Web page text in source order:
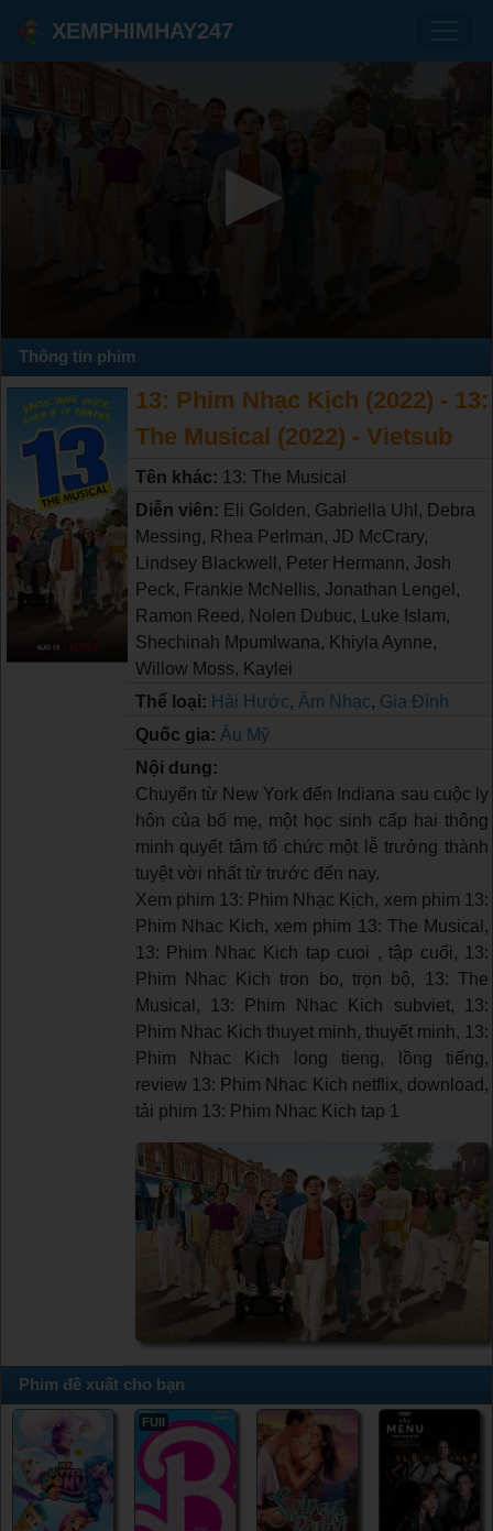
XEMPHIMHAY247
Thông tin phim
13: Phim Nhạc Kịch (2022) - 13:
The Musical (2022) - Vietsub
Tên khác: 13: The Musical
Diễn viên: Eli Golden, Gabriella Uhl, Debra
Messing, Rhea Perlman, JD McCrary,
Lindsey Blackwell, Peter Hermann, Josh
Peck, Frankie McNellis, Jonathan Lengel,
Ramon Reed, Nolen Dubuc, Luke Islam,
Shechinah Mpumlwana, Khiyla Aynne,
Willow Moss, Kaylei
Thể loại: Hài Hước, Âm Nhạc, Gia Đình
Quốc gia: Âu Mỹ
Nội dung:
Chuyển từ New York đến Indiana sau cuộc ly
hôn của bố mẹ, một học sinh cấp hai thông
minh quyết tâm tổ chức một lễ trưởng thành
tuyệt vời nhất từ trước đến nay.
Xem phim 13: Phim Nhạc Kịch, xem phim 13:
Phim Nhac Kich, xem phim 13: The Musical,
13: Phim Nhac Kich tap cuoi , tập cuối, 13:
Phim Nhac Kich tron bo, trọn bộ, 13: The
Musical, 13: Phim Nhac Kich subviet, 13:
Phim Nhac Kich thuyet minh, thuyết minh, 13:
Phim Nhac Kich long tieng, lồng tiếng,
review 13: Phim Nhac Kich netflix, download,
tải phim 13: Phim Nhac Kich tap 1
Phim đề xuất cho bạn
FUll